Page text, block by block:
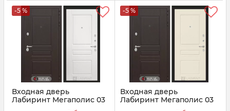
-5 %
Входная дверь
Лабиринт Мегаполис 03
-5 %
Входная дверь
Лабиринт Мегаполис 03